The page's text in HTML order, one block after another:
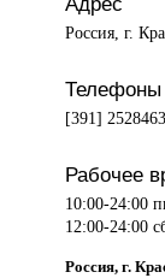
Россия, г.
Телефоны
[391] 2528463
Рабочее
10:00-24:00
12:00-24:00
Россия, г.